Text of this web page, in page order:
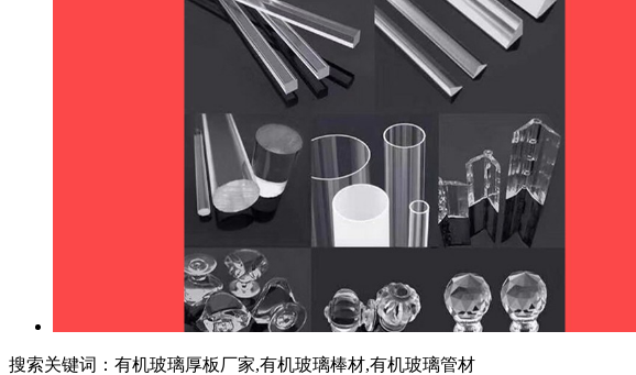
搜索关键词：有机玻璃厚板厂家,有机玻璃棒材,有机玻璃管材